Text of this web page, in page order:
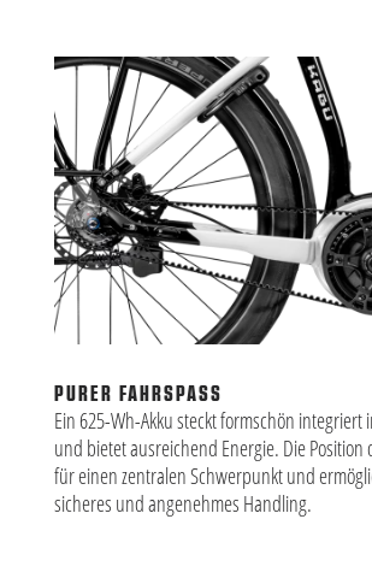
PURER FAHRSPASS
Ein 625-Wh-Akku steckt formschön integriert
und bietet ausreichend Energie. Die Position
für einen zentralen Schwerpunkt und
sicheres und angenehmes Handling.